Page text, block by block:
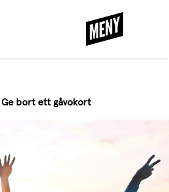
STÄNG
MENY
Ge bort ett gåvokort